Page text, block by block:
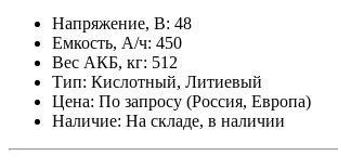
Напряжение, В: 48
Емкость, А/ч: 450
Вес АКБ, кг: 512
Тип: Кислотный, Литиевый
Цена: По запросу (Россия, Европа)
Наличие: На складе, в наличии